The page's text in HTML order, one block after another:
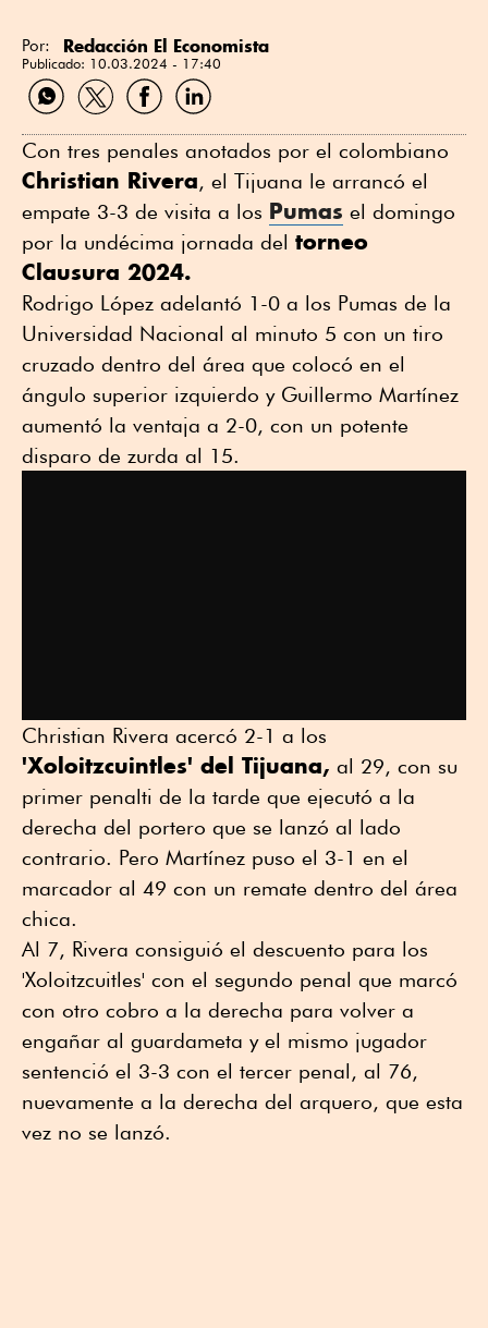
Por: Redacción El Economista
Publicado: 10.03.2024 - 17:40
Compartir
por
Compartir
por
Compartir
por
Compartir
por
Con tres penales anotados por el colombiano
Christian Rivera, el Tijuana le arrancó el
empate 3-3 de visita a los Pumas el domingo
por la undécima jornada del torneo
Clausura 2024.
Rodrigo López adelantó 1-0 a los Pumas de la
Universidad Nacional al minuto 5 con un tiro
cruzado dentro del área que colocó en el
ángulo superior izquierdo y Guillermo Martínez
aumentó la ventaja a 2-0, con un potente
disparo de zurda al 15.
Christian Rivera acercó 2-1 a los
'Xoloitzcuintles' del Tijuana, al 29, con su
primer penalti de la tarde que ejecutó a la
derecha del portero que se lanzó al lado
contrario. Pero Martínez puso el 3-1 en el
marcador al 49 con un remate dentro del área
chica.
Al 7, Rivera consiguió el descuento para los
'Xoloitzcuitles' con el segundo penal que marcó
con otro cobro a la derecha para volver a
engañar al guardameta y el mismo jugador
sentenció el 3-3 con el tercer penal, al 76,
nuevamente a la derecha del arquero, que esta
vez no se lanzó.